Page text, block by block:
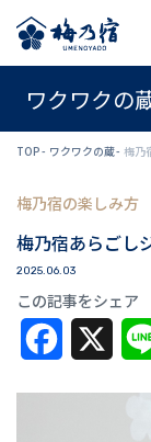
ワクワクの
TOP ワクワクの蔵 梅乃
梅乃宿の楽しみ方
梅乃宿あらごし
2025.06.03
この記事をシェア
Facebook